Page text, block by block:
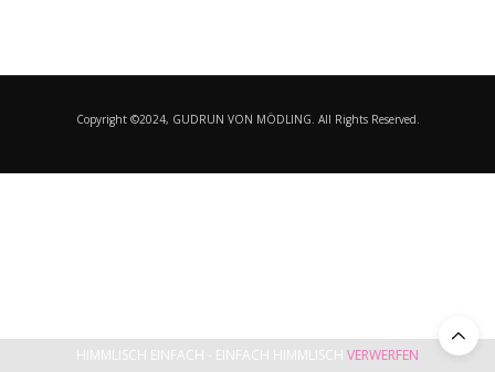
HIMMLISCH EINFACH - EINFACH HIMMLISCH VERWERFEN
Copyright ©2024, GUDRUN VON MÖDLING. All Rights Reserved.